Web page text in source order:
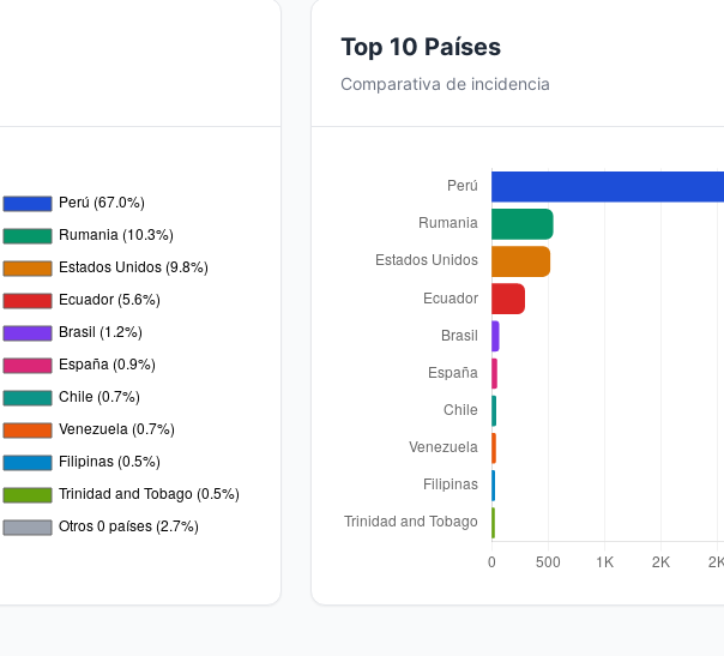
Top 10 Países
Comparativa de incidencia